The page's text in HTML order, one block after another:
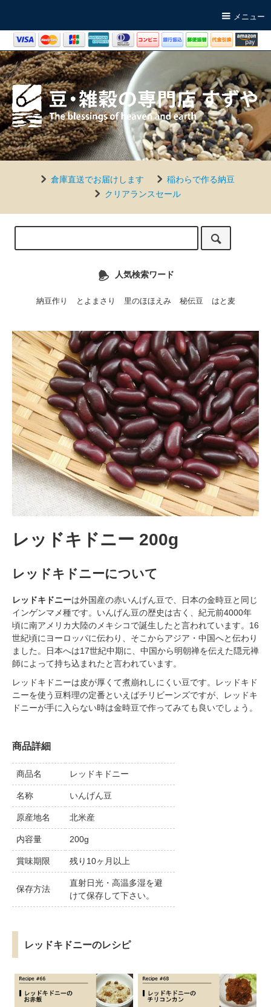
メニュー
倉庫直送でお届けします
稲わらで作る納豆
クリアランスセール
人気検索ワード
納豆作り とよまさり 里のほほえみ 秘伝豆 はと麦
レッドキドニー 200g
レッドキドニーについて
レッドキドニーは外国産の赤いんげん豆で、日本の金時豆と同じ
インゲンマメ種です。いんげん豆の歴史は古く、紀元前4000年
頃に南アメリカ大陸のメキシコで誕生したと言われています。16
世紀頃にヨーロッパに伝わり、そこからアジア・中国へと伝わり
ました。日本へは17世紀中期に、中国から明朝禅を伝えた隠元禅
師によって持ち込まれたと言われています。
レッドキドニーは皮が厚くて煮崩れしにくい豆です。レッドキド
ニーを使う豆料理の定番といえばチリビーンズですが、レッドキ
ドニーが手に入らない時は金時豆で作ってみても良いでしょう。
商品詳細
商品名 レッドキドニー
名称 いんげん豆
原産地名 北米産
内容量 200g
賞味期限 残り10ヶ月以上
保存方法
直射日光・高温多湿を避
けて保存して下さい。
レッドキドニーのレシピ